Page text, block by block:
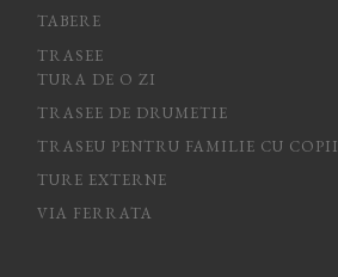
TABERE
TRASEE
TURA DE O ZI
TRASEE DE DRUMETIE
TRASEU PENTRU FAMILIE CU COPII
TURE EXTERNE
VIA FERRATA